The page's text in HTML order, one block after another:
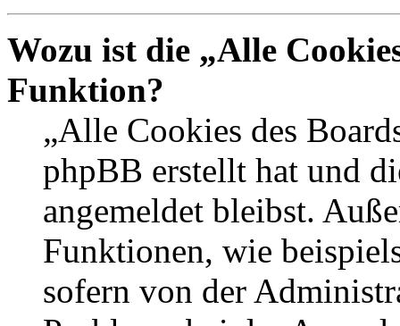
Wozu ist die „Alle
Funktion?
„Alle Cookies des
phpBB erstellt hat und
angemeldet bleibst.
Funktionen, wie
sofern von der